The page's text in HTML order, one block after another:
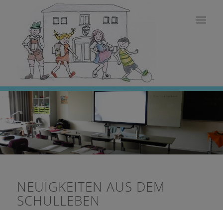
NEUIGKEITEN AUS DEM
SCHULLEBEN